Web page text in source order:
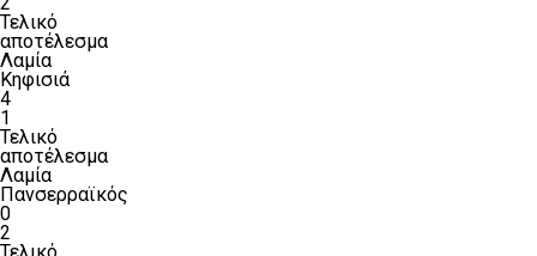
Τελικό
αποτέλεσμα
Λαμία
Κηφισιά
4
1
Τελικό
αποτέλεσμα
Λαμία
Πανσερραϊκός
0
2